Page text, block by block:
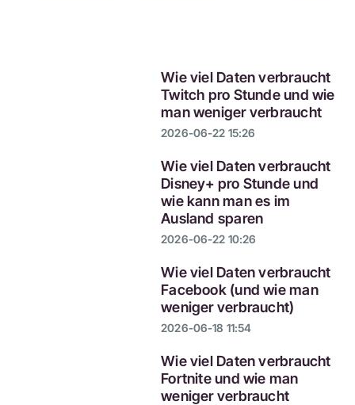
Wie viel Daten verbraucht
Twitch pro Stunde und wie
man weniger verbraucht
2026-06-22 15:26
Wie viel Daten verbraucht
Disney+ pro Stunde und
wie kann man es im
Ausland sparen
2026-06-22 10:26
Wie viel Daten verbraucht
Facebook (und wie man
weniger verbraucht)
2026-06-18 11:54
Wie viel Daten verbraucht
Fortnite und wie man
weniger verbraucht